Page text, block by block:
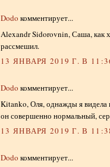
Dodo комментирует...
Alexandr Sidorovnin, Саша, как
рассмешил.
13 ЯНВАРЯ 2019 Г. В
Dodo комментирует...
Kitanko, Оля, однажды я видела
он совершенно нормальный,
13 ЯНВАРЯ 2019 Г. В
Dodo комментирует...